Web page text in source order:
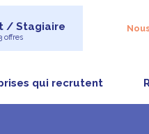
/ Stagiaire
offres
qui recrutent